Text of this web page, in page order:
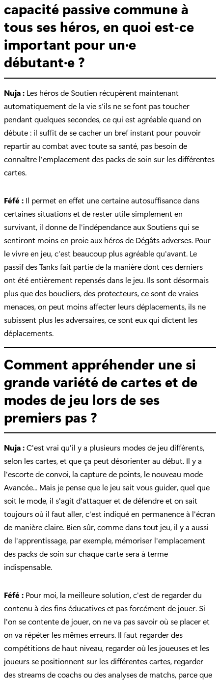
capacité passive commune à
tous ses héros, en quoi est-ce
important pour un·e
débutant·e ?
Nuja : Les héros de Soutien récupèrent maintenant
automatiquement de la vie s'ils ne se font pas toucher
pendant quelques secondes, ce qui est agréable quand on
débute : il suffit de se cacher un bref instant pour pouvoir
repartir au combat avec toute sa santé, pas besoin de
connaître l'emplacement des packs de soin sur les différentes
cartes.
Féfé : Il permet en effet une certaine autosuffisance dans
certaines situations et de rester utile simplement en
survivant, il donne de l'indépendance aux Soutiens qui se
sentiront moins en proie aux héros de Dégâts adverses. Pour
le vivre en jeu, c'est beaucoup plus agréable qu'avant. Le
passif des Tanks fait partie de la manière dont ces derniers
ont été entièrement repensés dans le jeu. Ils sont désormais
plus que des boucliers, des protecteurs, ce sont de vraies
menaces, on peut moins affecter leurs déplacements, ils ne
subissent plus les adversaires, ce sont eux qui dictent les
déplacements.
Comment appréhender une si
grande variété de cartes et de
modes de jeu lors de ses
premiers pas ?
Nuja :C'est vrai qu'il y a plusieurs modes de jeu différents,
selon les cartes, et que ça peut désorienter au début. Il y a
l'escorte de convoi, la capture de points, le nouveau mode
Avancée... Mais je pense que le jeu sait vous guider, quel que
soit le mode, il s'agit d'attaquer et de défendre et on sait
toujours où il faut aller, c'est indiqué en permanence à l'écran
de manière claire. Bien sûr, comme dans tout jeu, il y a aussi
de l'apprentissage, par exemple, mémoriser l'emplacement
des packs de soin sur chaque carte sera à terme
indispensable.
Féfé : Pour moi, la meilleure solution, c'est de regarder du
contenu à des fins éducatives et pas forcément de jouer. Si
l'on se contente de jouer, on ne va pas savoir où se placer et
on va répéter les mêmes erreurs. Il faut regarder des
compétitions de haut niveau, regarder où les joueuses et les
joueurs se positionnent sur les différentes cartes, regarder
des streams de coachs ou des analyses de matchs, parce que